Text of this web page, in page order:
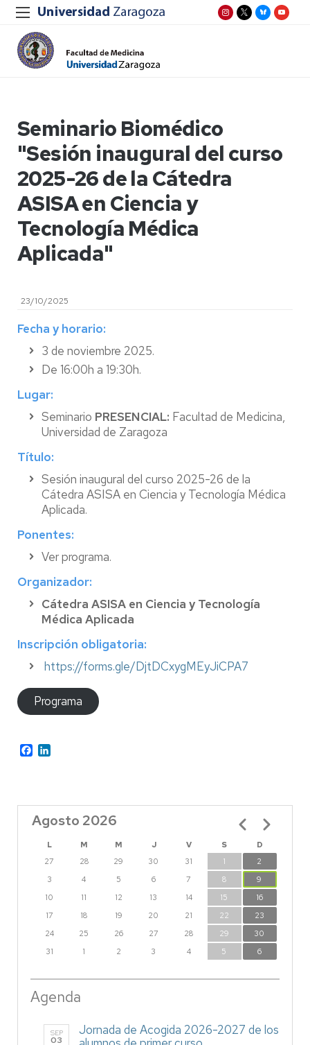
Seminario Biomédico
"Sesión inaugural del curso
2025-26 de la Cátedra
ASISA en Ciencia y
Tecnología Médica
Aplicada"
23/10/2025
Fecha y horario:
3 de noviembre 2025.
De 16:00h a 19:30h.
Lugar:
Seminario PRESENCIAL: Facultad de Medicina,
Universidad de Zaragoza
Título:
Sesión inaugural del curso 2025-26 de la
Cátedra ASISA en Ciencia y Tecnología Médica
Aplicada.
Ponentes:
Ver programa.
Organizador:
Cátedra ASISA en Ciencia y Tecnología
Médica Aplicada
Inscripción obligatoria:
https://forms.gle/DjtDCxygMEyJiCPA7
Programa
Facebook
Agosto 2026
L M M J V S
D
27
28 29 30 31 1
2
3
4 5 6 7 8
9
10
11 12 13 14 15
16
17
18 19 20 21 22
23
24
25 26 27 28 29
30
31
1 2 3 4 5 6
Paginación
Agenda
SEP
03
Jornada de Acogida 2026-2027 de los